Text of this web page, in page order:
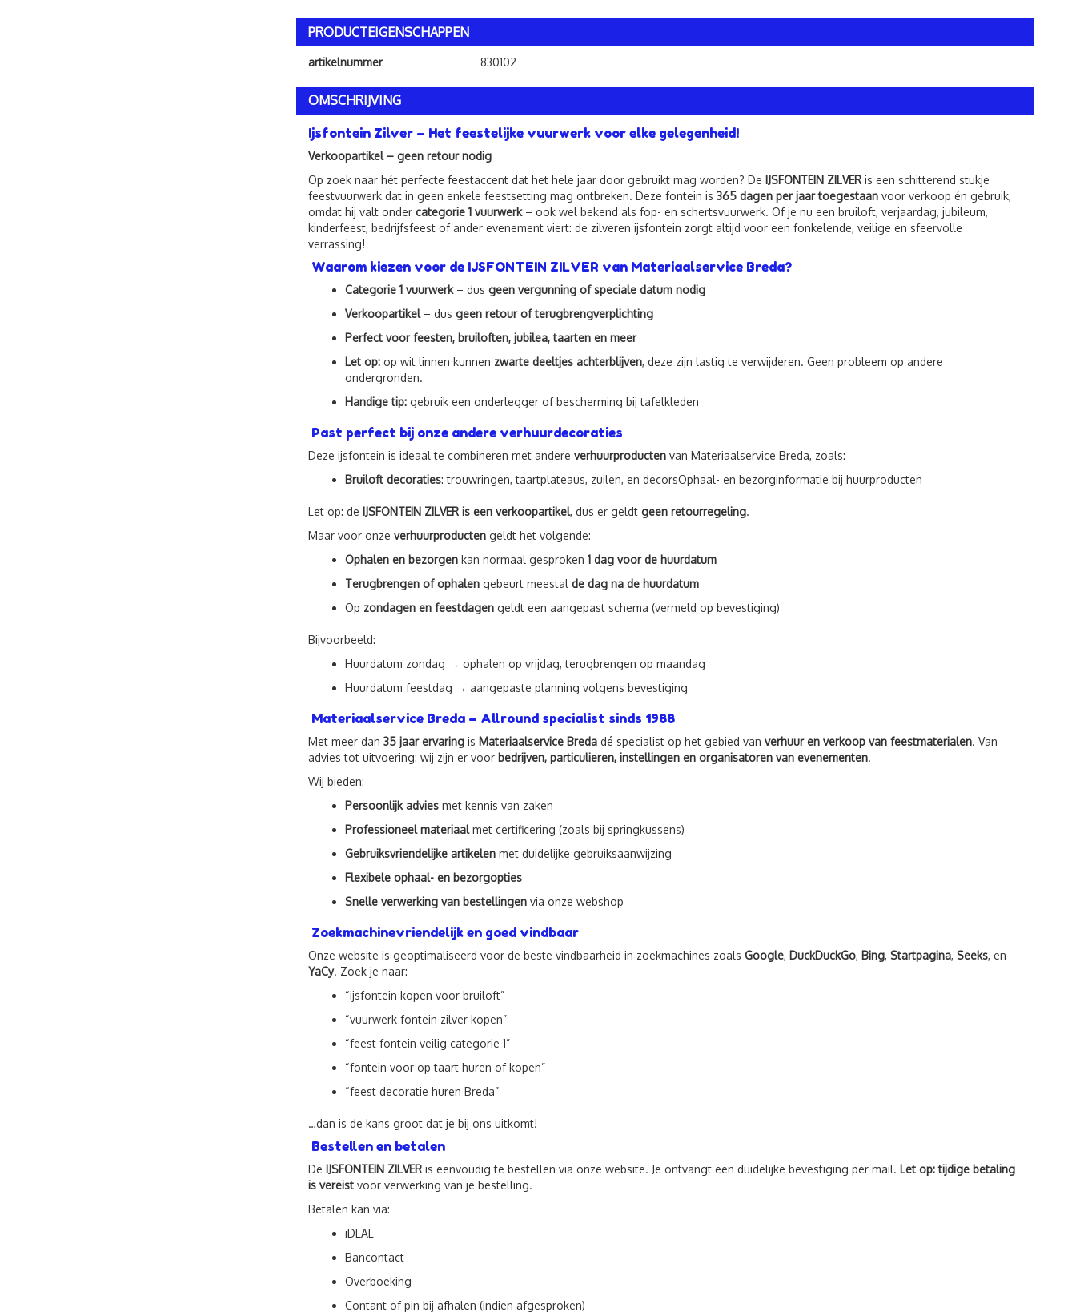
PRODUCTEIGENSCHAPPEN
artikelnummer 830102
OMSCHRIJVING
Ijsfontein Zilver – Het feestelijke vuurwerk voor elke gelegenheid!
Verkoopartikel – geen retour nodig
Op zoek naar hét perfecte feestaccent dat het hele jaar door gebruikt mag worden? De IJSFONTEIN ZILVER is een schitterend stukje
feestvuurwerk dat in geen enkele feestsetting mag ontbreken. Deze fontein is 365 dagen per jaar toegestaan voor verkoop én gebruik,
omdat hij valt onder categorie 1 vuurwerk– ook wel bekend als fop- en schertsvuurwerk. Of je nu een bruiloft, verjaardag, jubileum,
kinderfeest, bedrijfsfeest of ander evenement viert: de zilveren ijsfontein zorgt altijd voor een fonkelende, veilige en sfeervolle
verrassing!
Waarom kiezen voor de IJSFONTEIN ZILVER van Materiaalservice Breda?
Categorie 1 vuurwerk– dus geen vergunning of speciale datum nodig
Verkoopartikel– dus geen retour of terugbrengverplichting
Perfect voor feesten, bruiloften, jubilea, taarten en meer
Let op: op wit linnen kunnen zwarte deeltjes achterblijven, deze zijn lastig te verwijderen. Geen probleem op andere
ondergronden.
Handige tip: gebruik een onderlegger of bescherming bij tafelkleden
Past perfect bij onze andere verhuurdecoraties
Deze ijsfontein is ideaal te combineren met andere verhuurproducten van Materiaalservice Breda, zoals:
Bruiloft decoraties: trouwringen, taartplateaus, zuilen, en decorsOphaal- en bezorginformatie bij huurproducten
Let op: de IJSFONTEIN ZILVER is een verkoopartikel, dus er geldt geen retourregeling.
Maar voor onze verhuurproducten geldt het volgende:
Ophalen en bezorgen kan normaal gesproken 1 dag voor de huurdatum
Terugbrengen of ophalen gebeurt meestal de dag na de huurdatum
Op zondagen en feestdagen geldt een aangepast schema (vermeld op bevestiging)
Bijvoorbeeld:
Huurdatum zondag → ophalen op vrijdag, terugbrengen op maandag
Huurdatum feestdag → aangepaste planning volgens bevestiging
Materiaalservice Breda – Allround specialist sinds 1988
Met meer dan 35 jaar ervaring is Materiaalservice Breda dé specialist op het gebied van verhuur en verkoop van feestmaterialen. Van
advies tot uitvoering: wij zijn er voor bedrijven, particulieren, instellingen en organisatoren van evenementen.
Wij bieden:
Persoonlijk advies met kennis van zaken
Professioneel materiaalmet certificering (zoals bij springkussens)
Gebruiksvriendelijke artikelen met duidelijke gebruiksaanwijzing
Flexibele ophaal- en bezorgopties
Snelle verwerking van bestellingen via onze webshop
Zoekmachinevriendelijk en goed vindbaar
Onze website is geoptimaliseerd voor de beste vindbaarheid in zoekmachines zoals Google, DuckDuckGo, Bing, Startpagina, Seeks, en
YaCy. Zoek je naar:
“ijsfontein kopen voor bruiloft”
“vuurwerk fontein zilver kopen”
“feest fontein veilig categorie 1”
“fontein voor op taart huren of kopen”
“feest decoratie huren Breda”
…dan is de kans groot dat je bij ons uitkomt!
Bestellen en betalen
De IJSFONTEIN ZILVER is eenvoudig te bestellen via onze website. Je ontvangt een duidelijke bevestiging per mail. Let op: tijdige betaling
is vereist voor verwerking van je bestelling.
Betalen kan via:
iDEAL
Bancontact
Overboeking
Contant of pin bij afhalen (indien afgesproken)